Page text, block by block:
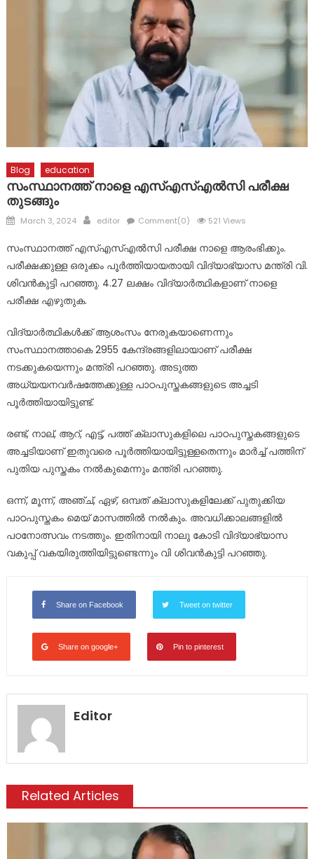
വിവിധ അപകടങ്ങളിൽ 2 പേർക്ക് പരുക്ക്
Blog education
സംസ്ഥാനത്ത് നാളെ എസ്എസ്എല്‍സി പരീക്ഷ
തുടങ്ങും
Posted
March 3, 2024 Author
editor Comment(0) 521 Views
സംസ്ഥാനത്ത് എസ്എസ്എല്‍സി പരീക്ഷ നാളെ ആരംഭിക്കും.
പരീക്ഷക്കുള്ള ഒരുക്കം പൂര്‍ത്തിയായതായി വിദ്യാഭ്യാസ മന്ത്രി വി.
ശിവൻകുട്ടി പറഞ്ഞു. 4.27 ലക്ഷം വിദ്യാര്‍ത്ഥികളാണ് നാളെ
പരീക്ഷ എഴുതുക.
വിദ്യാര്‍ത്ഥികള്‍ക്ക് ആശംസം നേരുകയാണെന്നും
സംസ്ഥാനത്താകെ 2955 കേന്ദ്രങ്ങളിലായാണ് പരീക്ഷ
നടക്കുകയെന്നും മന്ത്രി പറഞ്ഞു. അടുത്ത
അധ്യയനവര്‍ഷത്തേക്കുള്ള പാഠപുസ്തകങ്ങളുടെ അച്ചടി
പൂര്‍ത്തിയായിട്ടുണ്ട്.
രണ്ട്, നാല്, ആറ്, എട്ട്, പത്ത് ക്ലാസുകളിലെ പാഠപുസ്തകങ്ങളുടെ
അച്ചടിയാണ് ഇതുവരെ പൂര്‍ത്തിയായിട്ടുള്ളതെന്നും മാര്‍ച്ച് പത്തിന്
പുതിയ പുസ്തകം നല്‍കുമെന്നും മന്ത്രി പറഞ്ഞു.
ഒന്ന്, മൂന്ന്, അഞ്ച്, ഏഴ്, ഒമ്പത് ക്ലാസുകളിലേക്ക് പുതുക്കിയ
പാഠപുസ്തകം മെയ് മാസത്തില്‍ നല്‍കും. അവധിക്കാലങ്ങളില്‍
പഠനോത്സവം നടത്തും. ഇതിനായി നാലു കോടി വിദ്യാഭ്യാസ
വകുപ്പ് വകയിരുത്തിയിട്ടുണ്ടെന്നും വി ശിവൻകുട്ടി പറഞ്ഞു.
Share on Facebook Tweet on twitter
Share on google+ Pin to pinterest
Editor
Related Articles